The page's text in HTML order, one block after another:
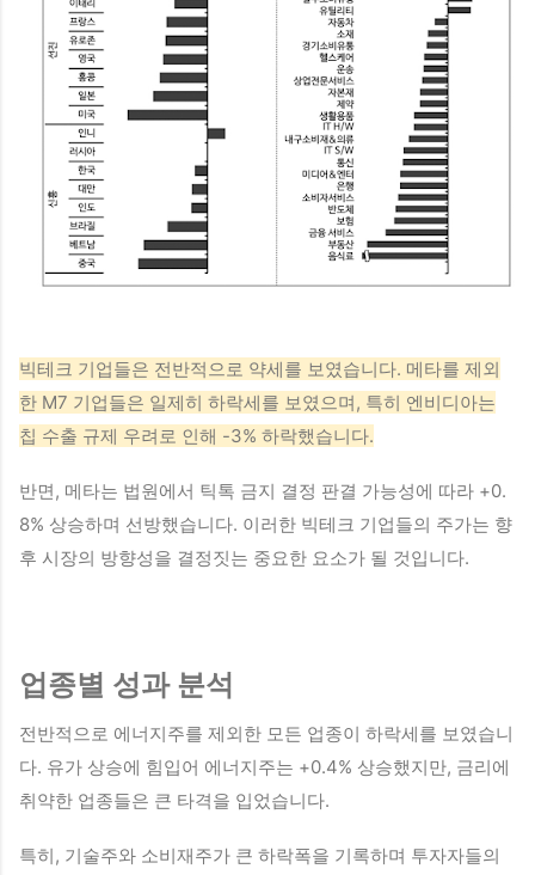
빅테크 기업들은 전반적으로 약세를 보였습니다. 메타를 제외
한 M7 기업들은 일제히 하락세를 보였으며, 특히 엔비디아는
칩 수출 규제 우려로 인해 -3% 하락했습니다.
반면, 메타는 법원에서 틱톡 금지 결정 판결 가능성에 따라 +0.
8% 상승하며 선방했습니다. 이러한 빅테크 기업들의 주가는 향
후 시장의 방향성을 결정짓는 중요한 요소가 될 것입니다.
업종별 성과 분석
전반적으로 에너지주를 제외한 모든 업종이 하락세를 보였습니
다. 유가 상승에 힘입어 에너지주는 +0.4% 상승했지만, 금리에
취약한 업종들은 큰 타격을 입었습니다.
특히, 기술주와 소비재주가 큰 하락폭을 기록하며 투자자들의